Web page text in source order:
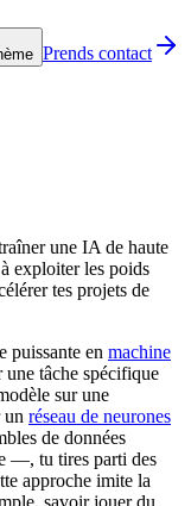
Prends contact
une IA de haute
exploiter les poids
tes projets de
puissante en machine
tâche spécifique
sur une
un réseau de neurones
de données
—, tu tires parti des
approche imite la
savoir jouer du